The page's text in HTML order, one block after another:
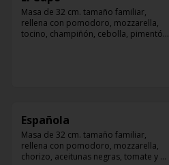
Masa de 32 cm. tamaño familiar,
rellena con pomodoro, mozzarella,
tocino, champiñón, cebolla, pimentón,
Española
Masa de 32 cm. tamaño familiar,
rellena con pomodoro, mozzarella,
chorizo, aceitunas negras, tomate y